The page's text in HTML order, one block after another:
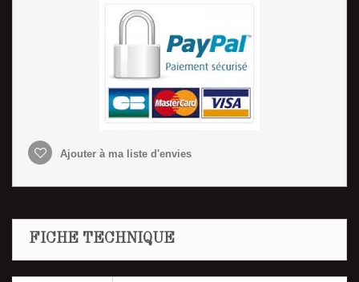
Ajouter à ma liste d'envies
FICHE TECHNIQUE